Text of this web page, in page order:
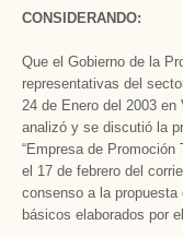
CONSIDERANDO:
Que el Gobierno de la
representativas del
24 de Enero del 2003
analizó y se discutió la
“Empresa de
el 17 de febrero del
consenso a la
básicos elaborados por